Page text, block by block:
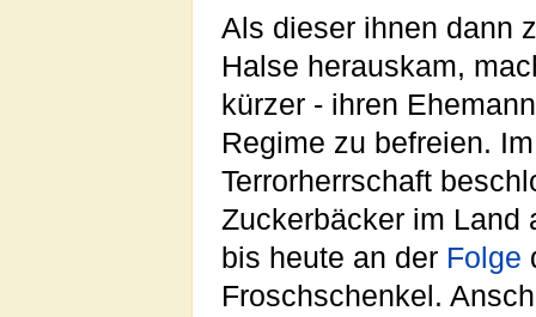
Als dieser ihnen dann
Halse herauskam,
kürzer - ihren
Regime zu befreien.
Terrorherrschaft
Zuckerbäcker im Land
bis heute an der Folge
Froschschenkel.